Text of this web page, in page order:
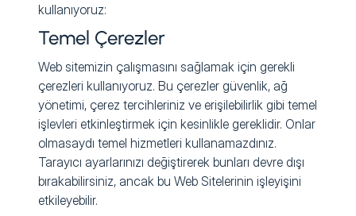
kullanıyoruz:
Temel Çerezler
Web sitemizin çalışmasını sağlamak için gerekli
çerezleri kullanıyoruz. Bu çerezler güvenlik, ağ
yönetimi, çerez tercihleriniz ve erişilebilirlik gibi temel
işlevleri etkinleştirmek için kesinlikle gereklidir. Onlar
olmasaydı temel hizmetleri kullanamazdınız.
Tarayıcı ayarlarınızı değiştirerek bunları devre dışı
bırakabilirsiniz, ancak bu Web Sitelerinin işleyişini
etkileyebilir.